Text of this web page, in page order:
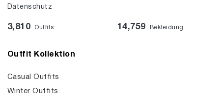
Datenschutz
3,810 Outfits 14,759 Bekleidung
Outfit Kollektion
Casual Outfits
Winter Outfits